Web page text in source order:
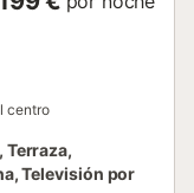
centro
Televisión por